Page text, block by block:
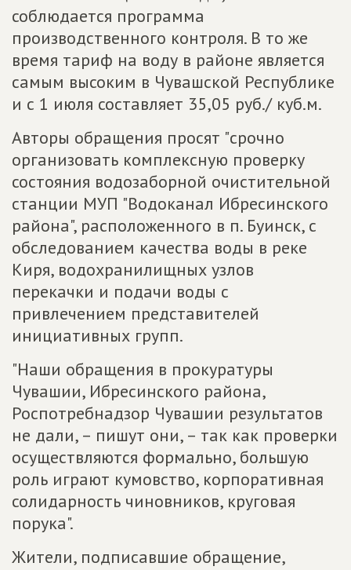
соблюдается программа
производственного контроля. В то же
время тариф на воду в районе является
самым высоким в Чувашской Республике
и с 1 июля составляет 35,05 руб./ куб.м.
Авторы обращения просят "срочно
организовать комплексную проверку
состояния водозаборной очистительной
станции МУП "Водоканал Ибресинского
района", расположенного в п. Буинск, с
обследованием качества воды в реке
Киря, водохранилищных узлов
перекачки и подачи воды с
привлечением представителей
инициативных групп.
"Наши обращения в прокуратуры
Чувашии, Ибресинского района,
Роспотребнадзор Чувашии результатов
не дали, – пишут они, – так как проверки
осуществляются формально, большую
роль играют кумовство, корпоративная
солидарность чиновников, круговая
порука".
Жители, подписавшие обращение,